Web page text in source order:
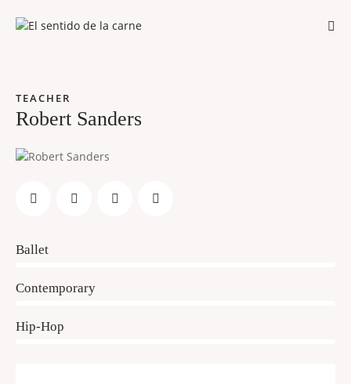
TEACHER
Robert Sanders
Ballet
Contemporary
Hip-Hop